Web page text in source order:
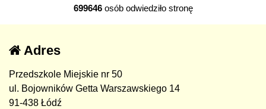
699646osób odwiedziło stronę
Adres
Przedszkole Miejskie nr 50
ul. Bojowników Getta Warszawskiego 14
91-438 Łódź